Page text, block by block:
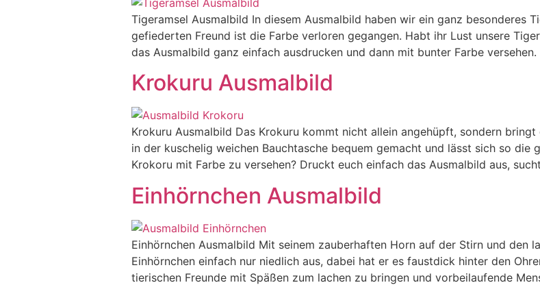
Tigeramsel Ausmalbild In diesem Ausmalbild haben wir ein ganz besonderes
gefiederten Freund ist die Farbe verloren gegangen. Habt ihr Lust unsere
das Ausmalbild ganz einfach ausdrucken und dann mit bunter Farbe
Krokuru Ausmalbild
Krokuru Ausmalbild Das Krokuru kommt nicht allein angehüpft, sondern
in der kuschelig weichen Bauchtasche bequem gemacht und lässt sich so die
Krokoru mit Farbe zu versehen? Druckt euch einfach das Ausmalbild aus,
Einhörnchen Ausmalbild
Einhörnchen Ausmalbild Mit seinem zauberhaften Horn auf der Stirn und den
Einhörnchen einfach nur niedlich aus, dabei hat er es faustdick hinter den
tierischen Freunde mit Späßen zum lachen zu bringen und vorbeilaufende